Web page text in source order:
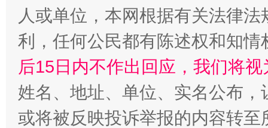
在谋一域中谋全局
人或单位，本网根据有关法律
利，任何公民都有陈述权和知情
后15日内不作出回应，我们将
姓名、地址、单位、实名公布
或将被反映投诉举报的内容转